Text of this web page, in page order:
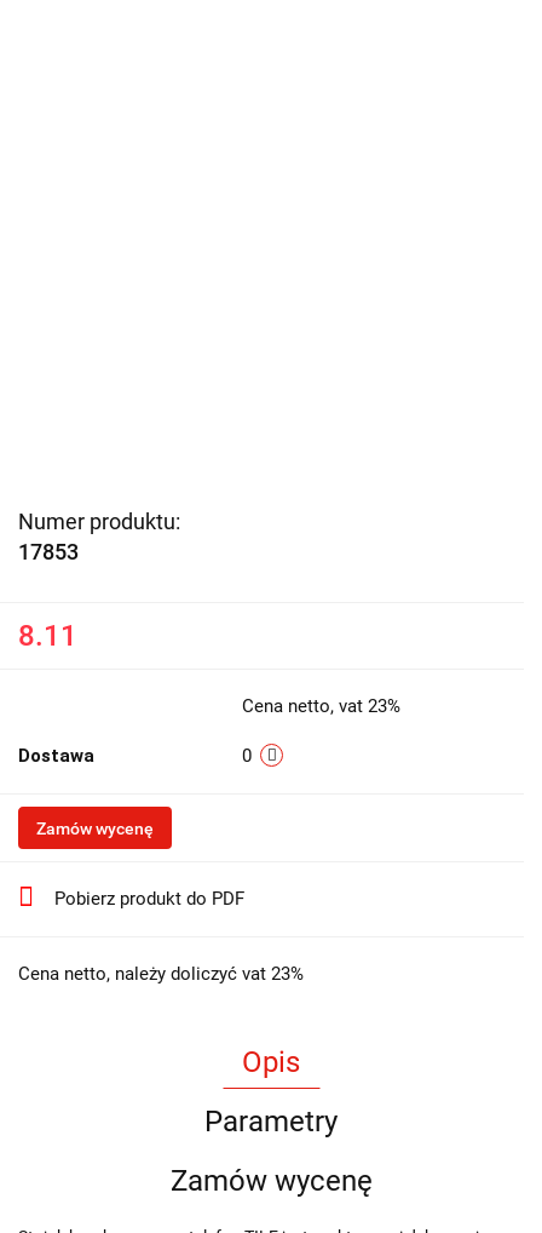
Numer produktu:
17853
8.11
Cena netto, vat 23%
Dostawa 0
Zamów wycenę
Pobierz produkt do PDF
Cena netto, należy doliczyć vat 23%
Opis
Parametry
Zamów wycenę